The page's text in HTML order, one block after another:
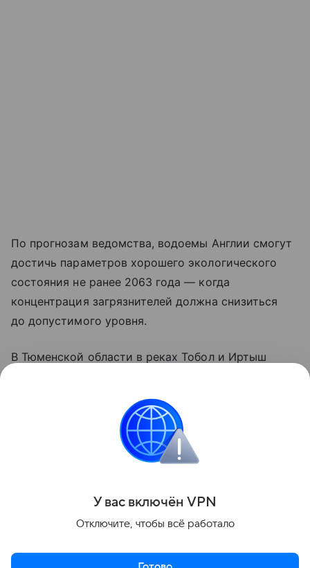
По прогнозам ведомства, водоемы Англии смогут
достичь параметров хорошего экологического
состояния не ранее 2063 года — когда
концентрация загрязнителей должна снизиться
до допустимого уровня.
В Тюменской области в реках Тобол и Иртыш
виды — стерлядь, сибирский осетр и нельма.
По словам местных, вода потемнела и приобрела
резкий запах, берега усеяны тушами мертвой
Поделиться
У вас включён VPN
Отключите, чтобы всё работало